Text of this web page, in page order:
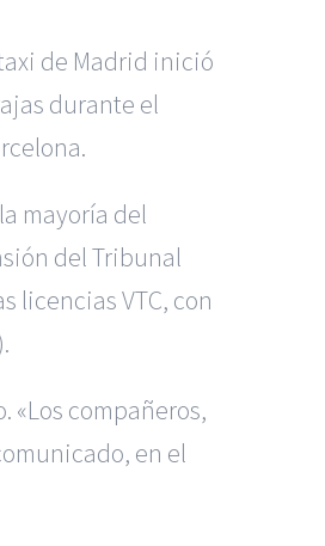
de Madrid inició
durante el
mayoría del
del Tribunal
licencias VTC, con
compañeros,
en el